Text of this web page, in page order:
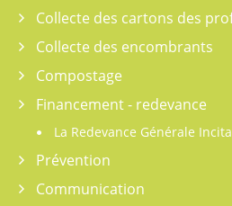
Collecte des cartons des
Collecte des encombrants
Compostage
Financement - redevance
La Redevance Générale
Prévention
Communication